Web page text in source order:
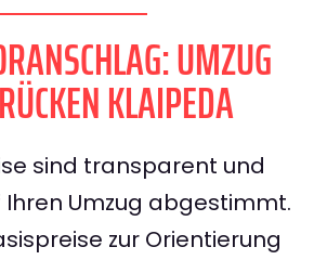
UMZUG
KLAIPEDA
sind transparent und
Ihren Umzug abgestimmt.
zur Orientierung